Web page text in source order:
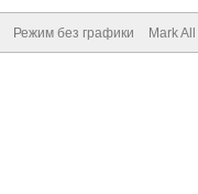
Режим без графики Mark